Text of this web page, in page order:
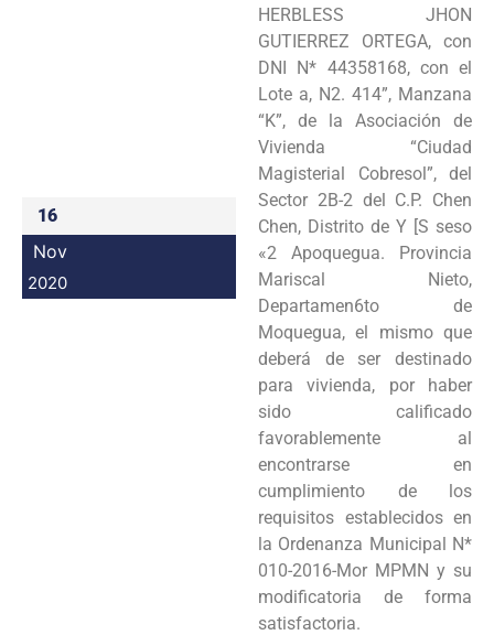
16
Nov
2020
HERBLESS JHON
GUTIERREZ ORTEGA, con
DNI N* 44358168, con el
Lote a, N2. 414”, Manzana
“K”, de la Asociación de
Vivienda “Ciudad
Magisterial Cobresol”, del
Sector 2B-2 del C.P. Chen
Chen, Distrito de Y [S seso
«2 Apoquegua. Provincia
Mariscal Nieto,
Departamen6to de
Moquegua, el mismo que
deberá de ser destinado
para vivienda, por haber
sido calificado
favorablemente al
encontrarse en
cumplimiento de los
requisitos establecidos en
la Ordenanza Municipal N*
010-2016-Mor MPMN y su
modificatoria de forma
satisfactoria.